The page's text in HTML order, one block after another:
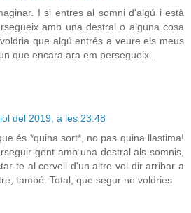
I si entres al somni d'algú i està
amb una destral o alguna cosa
que algú entrés a veure els meus
que encara ara em persegueix...
del 2019, a les 23:48
és *quina sort*, no pas quina llastima!
gent amb una destral als somnis,
te al cervell d'un altre vol dir arribar a
també. Total, que segur no voldries.